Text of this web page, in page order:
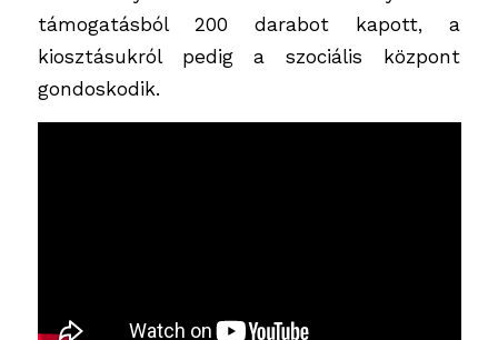
támogatásból 200 darabot kapott, a
kiosztásukról pedig a szociális központ
gondoskodik.